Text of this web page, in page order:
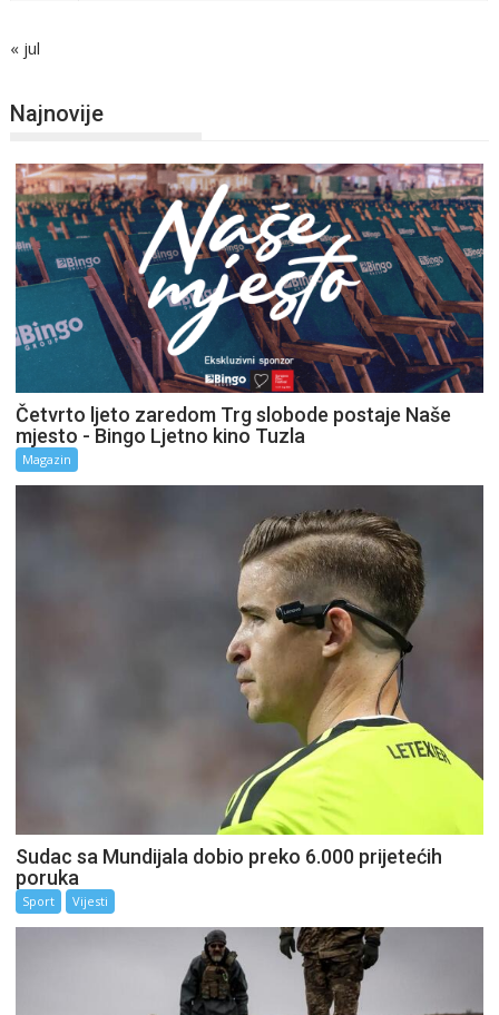
« jul
Najnovije
Četvrto ljeto zaredom Trg slobode postaje Naše
mjesto - Bingo Ljetno kino Tuzla
Magazin
Sudac sa Mundijala dobio preko 6.000 prijetećih
poruka
Sport Vijesti